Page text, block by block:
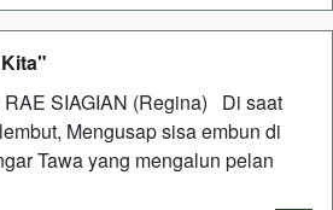
RAE SIAGIAN (Regina) Di saat
Mengusap sisa embun di
Tawa yang mengalun pelan